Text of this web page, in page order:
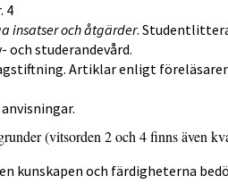
4
insatser och åtgärder.
och studerandevård.
Artiklar enligt
(vitsorden 2 och 4 finns även
kunskapen och färdigheterna